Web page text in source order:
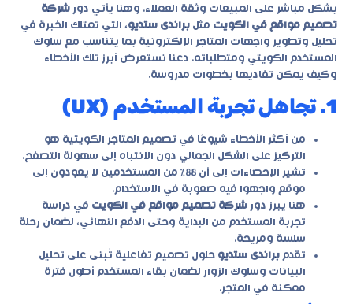
بشكل مباشر على المبيعات وثقة العملاء. وهنا يأتي دور شركة
تصميم مواقع في الكويت مثل براندى ستديو، التي تمتلك الخبرة في
تحليل وتطوير واجهات المتاجر الإلكترونية بما يتناسب مع سلوك
المستخدم الكويتي ومتطلباته. دعنا نستعرض أبرز تلك الأخطاء
وكيف يمكن تفاديها بخطوات مدروسة.
1. تجاهل تجربة المستخدم (UX)
من أكثر الأخطاء شيوعًا في تصميم المتاجر الكويتية هو
التركيز على الشكل الجمالي دون الانتباه إلى سهولة التصفح.
تشير الإحصاءات إلى أن 88% من المستخدمين لا يعودون إلى
موقع واجهوا فيه صعوبة في الاستخدام.
هنا يبرز دور شركة تصميم مواقع في الكويت في دراسة
تجربة المستخدم من البداية وحتى الدفع النهائي، لضمان رحلة
سلسة ومريحة.
تقدم براندى ستديو حلول تصميم تفاعلية تُبنى على تحليل
البيانات وسلوك الزوار لضمان بقاء المستخدم أطول فترة
ممكنة في المتجر.